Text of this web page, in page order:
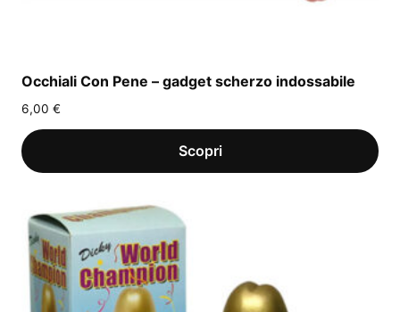
Occhiali Con Pene – gadget scherzo indossabile
6,00 €